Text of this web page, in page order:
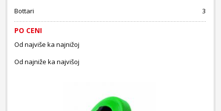
Bottari
3
PO CENI
Od najviše ka najnižoj
Od najniže ka najvišoj